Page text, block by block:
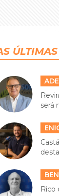
será
Rico